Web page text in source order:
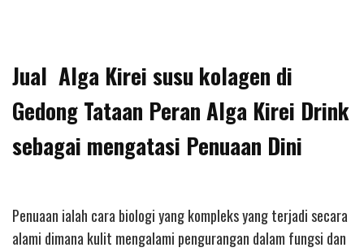
Jual Alga Kirei susu kolagen di
Gedong Tataan Peran Alga Kirei Drink
sebagai mengatasi Penuaan Dini
Penuaan ialah cara biologi yang kompleks yang terjadi secara
alami dimana kulit mengalami pengurangan dalam fungsi dan